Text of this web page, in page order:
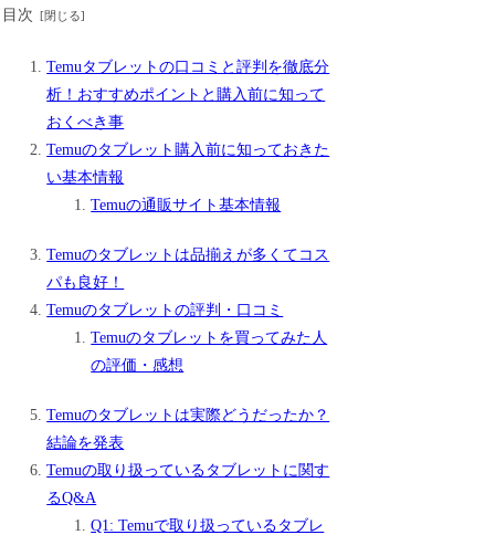
目次
Temuタブレットの口コミと評判を徹底分
析！おすすめポイントと購入前に知って
おくべき事
Temuのタブレット購入前に知っておきた
い基本情報
Temuの通販サイト基本情報
Temuのタブレットは品揃えが多くてコス
パも良好！
Temuのタブレットの評判・口コミ
Temuのタブレットを買ってみた人
の評価・感想
Temuのタブレットは実際どうだったか？
結論を発表
Temuの取り扱っているタブレットに関す
るQ&A
Q1: Temuで取り扱っているタブレ